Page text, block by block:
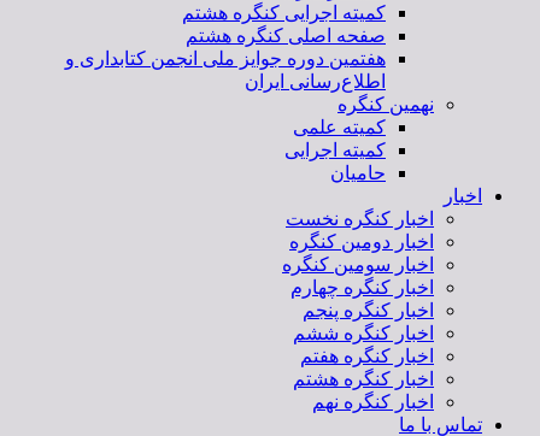
کمیته اجرایی کنگره هشتم
صفحه اصلی کنگره هشتم
هفتمین دوره جوایز ملی انجمن کتابداری و
اطلاع‌رسانی ایران
نهمین کنگره
کمیته علمی
کمیته اجرایی
حامیان
اخبار
اخبار کنگره نخست
اخبار دومین کنگره
اخبار سومین کنگره
اخبار کنگره چهارم
اخبار کنگره پنجم
اخبار کنگره ششم
اخبار کنگره هفتم
اخبار کنگره هشتم
اخبار کنگره نهم
تماس با ما